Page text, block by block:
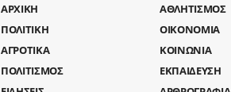
AΡΧΙΚΗ
ΑΘΛΗΤΙΣΜΟΣ
ΠΟΛΙΤΙΚΗ
ΟΙΚΟΝΟΜΙΑ
ΑΓΡΟΤΙΚΑ
ΚΟΙΝΩΝΙΑ
ΠΟΛΙΤΙΣΜΟΣ
ΕΚΠΑΙΔΕΥΣΗ